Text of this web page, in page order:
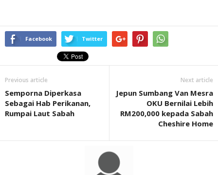
Facebook Twitter
Previous article
Semporna Diperkasa
Sebagai Hab Perikanan,
Rumpai Laut Sabah
Next article
Jepun Sumbang Van Mesra
OKU Bernilai Lebih
RM200,000 kepada Sabah
Cheshire Home